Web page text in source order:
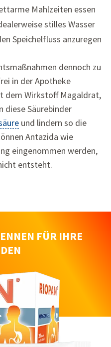
Mahlzeiten essen
stilles Wasser
Speichelfluss anzuregen
dennoch zu
in der Apotheke
dem Wirkstoff Magaldrat,
diese Säurebinder
und lindern so die
Antazida wie
eingenommen werden,
entsteht.
FÜR IHRE